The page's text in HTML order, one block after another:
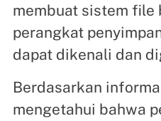
membuat sistem file
perangkat
dapat dikenali dan
Berdasarkan
mengetahui bahwa